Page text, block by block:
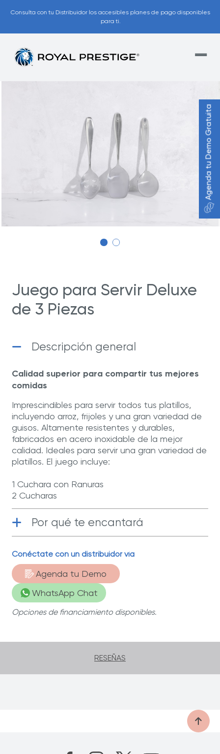
Consulta con tu Distribuidor los accesibles planes de pago disponibles
para ti.
Juego para Servir Deluxe
de 3 Piezas
Descripción general
Calidad superior para compartir tus mejores
comidas
Imprescindibles para servir todos tus platillos,
incluyendo arroz, frijoles y una gran variedad de
guisos. Altamente resistentes y durables,
fabricados en acero inoxidable de la mejor
calidad. Ideales para servir una gran variedad de
platillos. El juego incluye:
1 Cuchara con Ranuras
2 Cucharas
Por qué te encantará
Acero inoxidable| Fabricados con
materiales de la más alta calidad.
Conéctate con un distribuidor vía
Agenda tu Demo
WhatsApp Chat
Opciones de financiamiento disponibles.
RESEÑAS
Agenda tu Demo Gratuita